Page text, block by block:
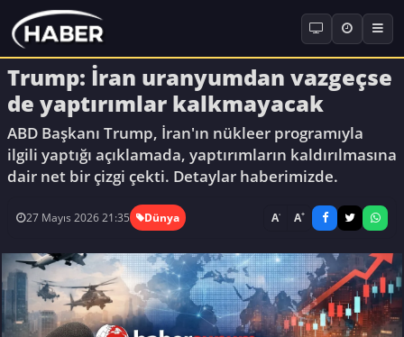
Trump: İran uranyumdan vazgeçse
de yaptırımlar kalkmayacak
ABD Başkanı Trump, İran'ın nükleer programıyla
ilgili yaptığı açıklamada, yaptırımların kaldırılmasına
dair net bir çizgi çekti. Detaylar haberimizde.
27 Mayıs 2026 21:35 Dünya A- A+